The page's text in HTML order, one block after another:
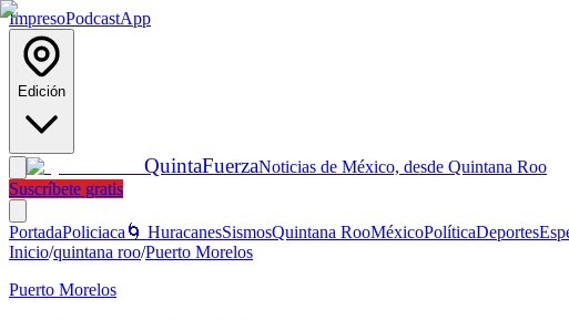
ImpresoPodcastApp
Edición
QuintaFuerzaNoticias de México, desde Quintana Roo
Suscríbete gratis
PortadaPoliciaca 🌀 HuracanesSismosQuintana RooMéxicoPolíticaDeportes
Inicio/quintana roo/Puerto Morelos
Puerto Morelos